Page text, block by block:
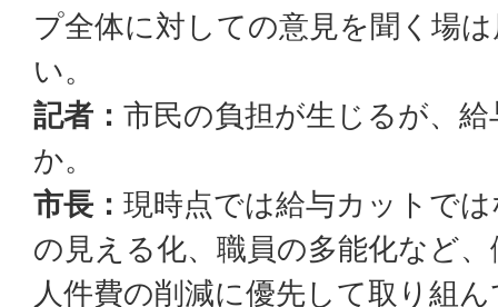
プ全体に対しての意見を聞く場
い。
記者： 市民の負担が生じるが、
か。
市長： 現時点では給与カットで
の見える化、職員の多能化など
人件費の削減に優先して取り組